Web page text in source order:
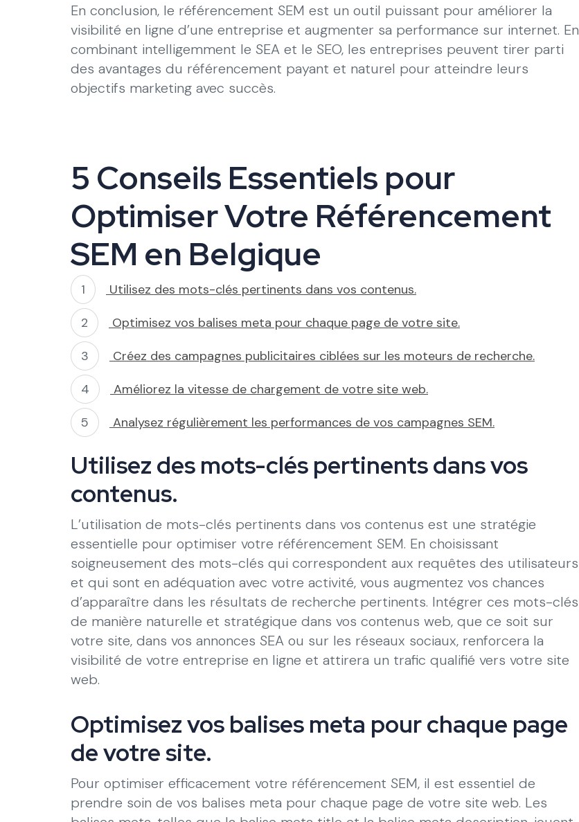
En conclusion, le référencement SEM est un outil puissant pour améliorer la
visibilité en ligne d’une entreprise et augmenter sa performance sur internet. En
combinant intelligemment le SEA et le SEO, les entreprises peuvent tirer parti
des avantages du référencement payant et naturel pour atteindre leurs
objectifs marketing avec succès.
5 Conseils Essentiels pour
Optimiser Votre Référencement
SEM en Belgique
Utilisez des mots-clés pertinents dans vos contenus.
Optimisez vos balises meta pour chaque page de votre site.
Créez des campagnes publicitaires ciblées sur les moteurs de recherche.
Améliorez la vitesse de chargement de votre site web.
Analysez régulièrement les performances de vos campagnes SEM.
Utilisez des mots-clés pertinents dans vos
contenus.
L’utilisation de mots-clés pertinents dans vos contenus est une stratégie
essentielle pour optimiser votre référencement SEM. En choisissant
soigneusement des mots-clés qui correspondent aux requêtes des utilisateurs
et qui sont en adéquation avec votre activité, vous augmentez vos chances
d’apparaître dans les résultats de recherche pertinents. Intégrer ces mots-clés
de manière naturelle et stratégique dans vos contenus web, que ce soit sur
votre site, dans vos annonces SEA ou sur les réseaux sociaux, renforcera la
visibilité de votre entreprise en ligne et attirera un trafic qualifié vers votre site
web.
Optimisez vos balises meta pour chaque page
de votre site.
Pour optimiser efficacement votre référencement SEM, il est essentiel de
prendre soin de vos balises meta pour chaque page de votre site web. Les